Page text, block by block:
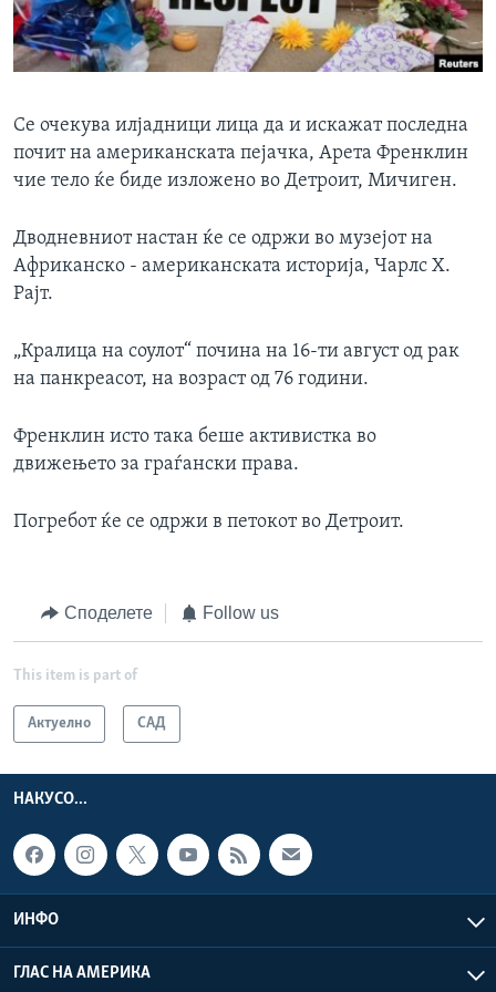
ИНТЕРВЈУА
Јазици
Се очекува илјадници лица да и искажат последна
почит на американската пејачка, Арета Френклин
чие тело ќе биде изложено во Детроит, Мичиген.
Дводневниот настан ќе се одржи во музејот на
Африканско - американската историја, Чарлс Х.
Рајт.
„Кралица на соулот“ почина на 16-ти август од рак
на панкреасот, на возраст од 76 години.
Френклин исто така беше активистка во
движењето за граѓански права.
Погребот ќе се одржи в петокот во Детроит.
Споделете Follow us
This item is part of
Актуелно САД
НАКУСО...
ИНФО
ГЛАС НА АМЕРИКА